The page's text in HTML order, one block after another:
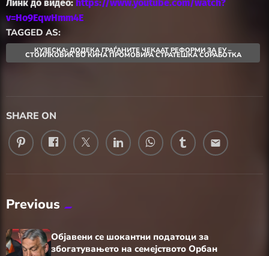
Линк до видео: https://www.youtube.com/watch?
v=Ho9EqwHmm4E
TAGGED AS:
КУЗЕСКА: ДОДЕКА ГРАЃАНИТЕ ЧЕКААТ РЕФОРМИ ЗА ЕУ –
СТОИЛКОВИЌ ВО КИНА ПРОМОВИРА СТРАТЕШКА СОРАБОТКА
SHARE ON
email
Previous
Објавени се шокантни податоци за
збогатувањето на семејството Орбан